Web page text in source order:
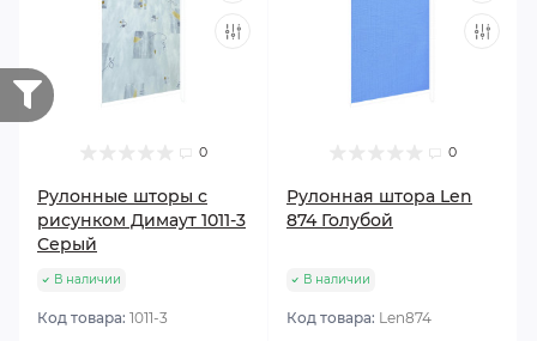
0
Рулонные шторы с
рисунком Димаут 1011-3
Серый
В наличии
Код товара: 1011-3
0
Рулонная штора Len
874 Голубой
В наличии
Код товара: Len874